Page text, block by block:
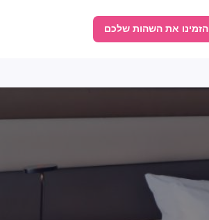
הזמינו את השהות שלכם